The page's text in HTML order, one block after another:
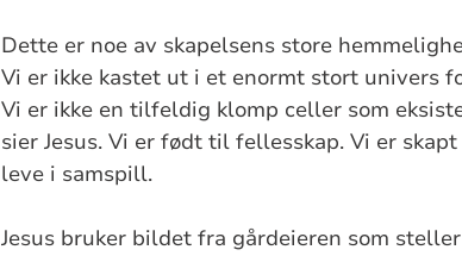
Dette er noe av skapelsens store
Vi er ikke kastet ut i et enormt stort univers
Vi er ikke en tilfeldig klomp celler som
sier Jesus. Vi er født til fellesskap. Vi er
leve i samspill.
Jesus bruker bildet fra gårdeieren som